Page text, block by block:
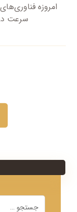
امروزه
سرعت